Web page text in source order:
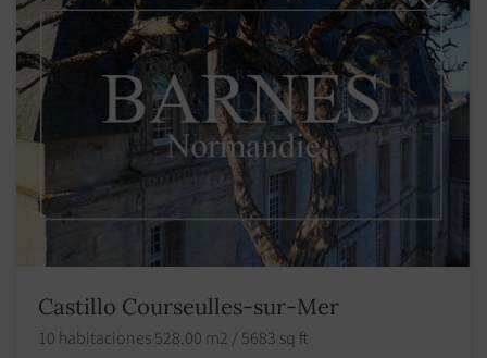
Castillo Courseulles-sur-Mer
10 habitaciones 528.00 m2 / 5683 sq ft